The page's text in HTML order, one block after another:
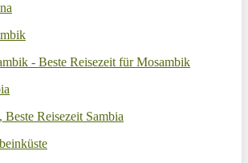
- Beste Reisezeit für Mosambik
Reisezeit Sambia